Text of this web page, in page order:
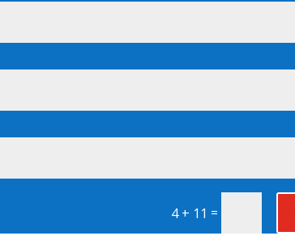
4 + 11 =